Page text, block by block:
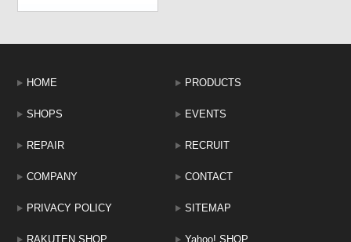
HOME PRODUCTS
SHOPS EVENTS
REPAIR RECRUIT
COMPANY CONTACT
PRIVACY POLICY SITEMAP
RAKUTEN SHOP Yahoo! SHOP